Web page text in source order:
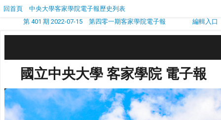
回首頁
中央大學客家學院電子報歷史列表
第 401 期 2022-07-15 第四零一期客家學院電子報
編輯入口